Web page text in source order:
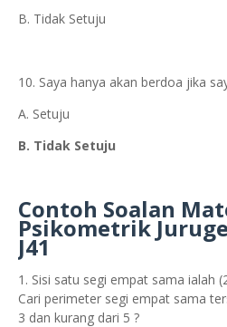
B. Tidak Setuju
10. Saya hanya akan berdoa jika
A. Setuju
B. Tidak Setuju
Contoh Soalan
Psikometrik
J41
1. Sisi satu segi empat sama ialah
Cari perimeter segi empat sama
3 dan kurang dari 5 ?